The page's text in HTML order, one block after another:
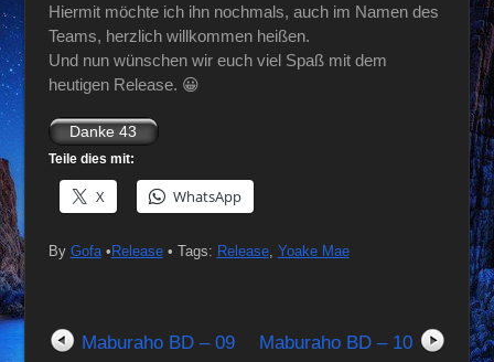
Hiermit möchte ich ihn nochmals, auch im Namen des
Teams, herzlich willkommen heißen.
Und nun wünschen wir euch viel Spaß mit dem
heutigen Release. 😀
Teile dies mit:
X WhatsApp
By Gofa•Release • Tags: Release, Yoake Mae
Maburaho BD – 09 Maburaho BD – 10